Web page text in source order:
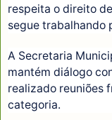
respeita o direito
segue trabalhando
A Secretaria
mantém diálogo
realizado reuniões
categoria.